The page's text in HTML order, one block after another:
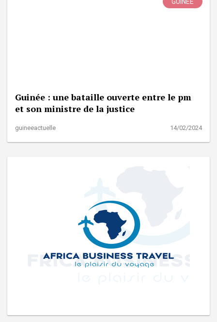
Guinée : une bataille ouverte entre le pm
et son ministre de la justice
guineeactuelle 14/02/2024